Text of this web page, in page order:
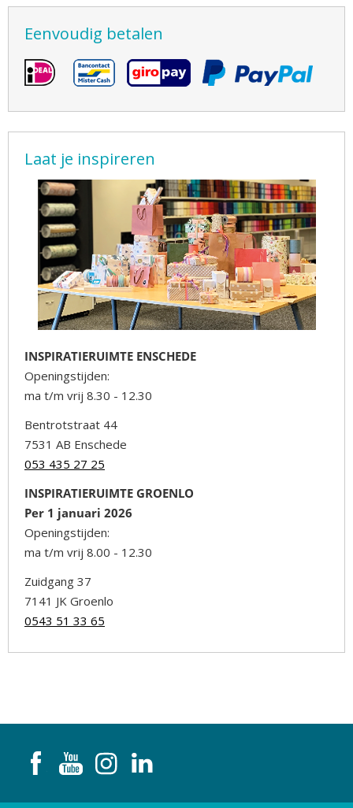
Eenvoudig betalen
Laat je inspireren
INSPIRATIERUIMTE ENSCHEDE
Openingstijden:
ma t/m vrij 8.30 - 12.30
Bentrotstraat 44
7531 AB Enschede
053 435 27 25
INSPIRATIERUIMTE GROENLO
Per 1 januari 2026
Openingstijden:
ma t/m vrij 8.00 - 12.30
Zuidgang 37
7141 JK Groenlo
0543 51 33 65